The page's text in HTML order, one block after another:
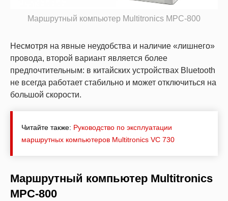
Маршрутный компьютер Multitronics MPC-800
Несмотря на явные неудобства и наличие «лишнего»
провода, второй вариант является более
предпочтительным: в китайских устройствах Bluetooth
не всегда работает стабильно и может отключиться на
большой скорости.
Читайте также: Руководство по эксплуатации
маршрутных компьютеров Мultitronics VC 730
Маршрутный компьютер Multitronics
MPC-800